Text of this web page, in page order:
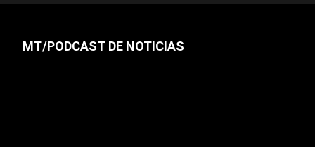
MT/PODCAST DE NOTICIAS